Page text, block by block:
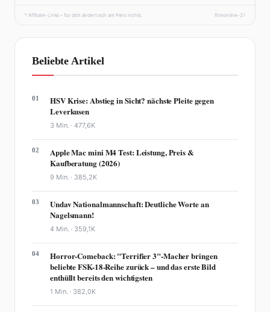
* Affiliate-Links – für dich ändert sich am Preis nichts. fhmonline-21
Beliebte Artikel
01
HSV Krise: Abstieg in Sicht? nächste Pleite gegen
Leverkusen
3 Min. ·477,6K
02
Apple Mac mini M4 Test: Leistung, Preis &
Kaufberatung (2026)
9 Min. · 385,2K
03
Undav Nationalmannschaft: Deutliche Worte an
Nagelsmann!
4 Min. · 359,1K
04
Horror-Comeback: "Terrifier 3"-Macher bringen
beliebte FSK-18-Reihe zurück – und das erste Bild
enthüllt bereits den wichtigsten
1 Min. · 382,0K